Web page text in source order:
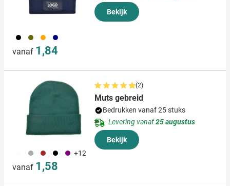
001 402 007 536
vanaf 1,84
Bekijk
099 011 001 024 +12
vanaf 1,58
(2)
Muts gebreid
Bedrukken vanaf 25 stuks
Levering vanaf25 augustus
Bekijk